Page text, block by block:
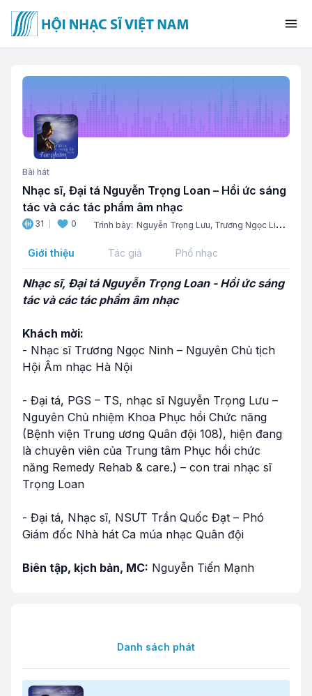
Bài hát
Nhạc sĩ, Đại tá Nguyễn Trọng Loan – Hồi ức sáng
tác và các tác phẩm âm nhạc
31 0 Trình bày: Nguyễn Trọng Lưu, Trương Ngọc Linh,
Giới thiệu Tác giả Phổ nhạc
Nhạc sĩ, Đại tá Nguyễn Trọng Loan - Hồi ức sáng
tác và các tác phẩm âm nhạc
Khách mời:
- Nhạc sĩ Trương Ngọc Ninh – Nguyên Chủ tịch
Hội Âm nhạc Hà Nội
- Đại tá, PGS – TS, nhạc sĩ Nguyễn Trọng Lưu –
Nguyên Chủ nhiệm Khoa Phục hồi Chức năng
(Bệnh viện Trung ương Quân đội 108), hiện đang
là chuyên viên của Trung tâm Phục hồi chức
năng Remedy Rehab & care.) – con trai nhạc sĩ
Trọng Loan
- Đại tá, Nhạc sĩ, NSƯT Trần Quốc Đạt – Phó
Giám đốc Nhà hát Ca múa nhạc Quân đội
Biên tập, kịch bản, MC: Nguyễn Tiến Mạnh
Danh sách phát